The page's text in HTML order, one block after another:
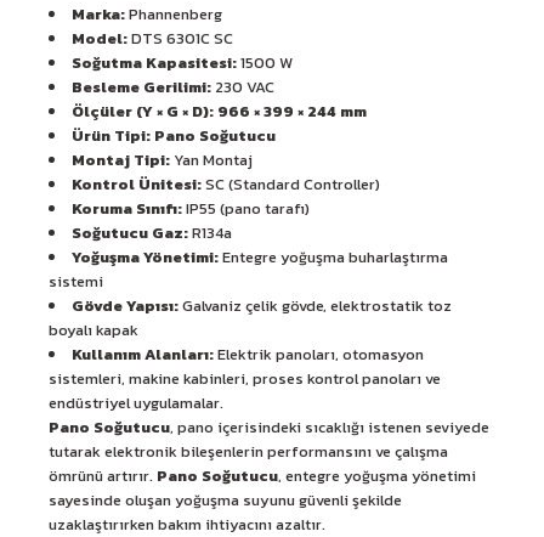
Marka:Phannenberg
Model:DTS 6301C SC
Soğutma Kapasitesi:1500 W
Besleme Gerilimi:230 VAC
Ölçüler (Y × G × D): 966 × 399 × 244 mm
Ürün Tipi: Pano Soğutucu
Montaj Tipi:Yan Montaj
Kontrol Ünitesi:SC (Standard Controller)
Koruma Sınıfı:IP55 (pano tarafı)
Soğutucu Gaz:R134a
Yoğuşma Yönetimi:Entegre yoğuşma buharlaştırma
sistemi
Gövde Yapısı:Galvaniz çelik gövde, elektrostatik toz
boyalı kapak
Kullanım Alanları:Elektrik panoları, otomasyon
sistemleri, makine kabinleri, proses kontrol panoları ve
endüstriyel uygulamalar.
Pano Soğutucu, pano içerisindeki sıcaklığı istenen seviyede
tutarak elektronik bileşenlerin performansını ve çalışma
ömrünü artırır. Pano Soğutucu, entegre yoğuşma yönetimi
sayesinde oluşan yoğuşma suyunu güvenli şekilde
uzaklaştırırken bakım ihtiyacını azaltır.